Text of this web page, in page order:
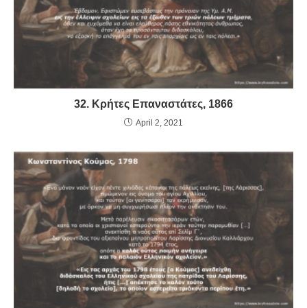
32. Κρήτες Επαναστάτες, 1866
April 2, 2021